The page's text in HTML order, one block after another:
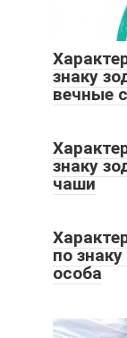
знаку
вечные
знаку
чаши
по
особа